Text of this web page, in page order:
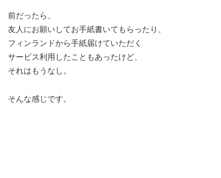
前だったら、
友人にお願いしてお手紙書いてもらったり、
フィンランドから手紙届けていただく
サービス利用したこともあったけど、
それはもうなし。
そんな感じです。